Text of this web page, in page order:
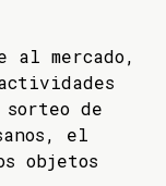
al mercado,
de
el
objetos